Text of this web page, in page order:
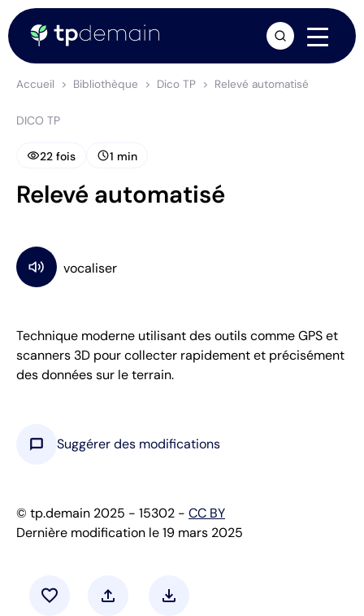
Accueil Bibliothèque Dico TP Relevé automatisé
DICO TP
visibility22 fois schedule1 min
Relevé automatisé
Technique moderne utilisant des outils comme GPS et
scanners 3D pour collecter rapidement et précisément
des données sur le terrain.
chat_bubble Suggérer des modifications
© tp.demain 2025 - 15302 - CC BY
Dernière modification le 19 mars 2025
favorite upload download
arrow_forward